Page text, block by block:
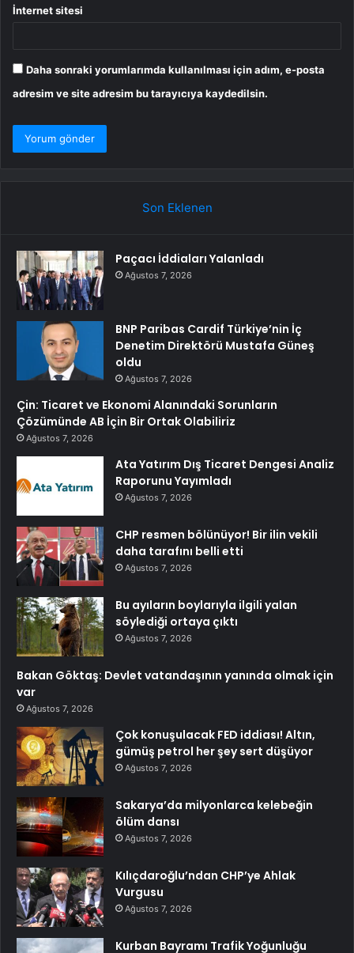
İnternet sitesi
Daha sonraki yorumlarımda kullanılması için adım, e-posta
adresim ve site adresim bu tarayıcıya kaydedilsin.
Son Eklenen
Paçacı İddiaları Yalanladı
Ağustos 7, 2026
BNP Paribas Cardif Türkiye’nin İç
Denetim Direktörü Mustafa Güneş
oldu
Ağustos 7, 2026
Çin: Ticaret ve Ekonomi Alanındaki Sorunların
Çözümünde AB İçin Bir Ortak Olabiliriz
Ağustos 7, 2026
Ata Yatırım Dış Ticaret Dengesi Analiz
Raporunu Yayımladı
Ağustos 7, 2026
CHP resmen bölünüyor! Bir ilin vekili
daha tarafını belli etti
Ağustos 7, 2026
Bu ayıların boylarıyla ilgili yalan
söylediği ortaya çıktı
Ağustos 7, 2026
Bakan Göktaş: Devlet vatandaşının yanında olmak için
var
Ağustos 7, 2026
Çok konuşulacak FED iddiası! Altın,
gümüş petrol her şey sert düşüyor
Ağustos 7, 2026
Sakarya’da milyonlarca kelebeğin
ölüm dansı
Ağustos 7, 2026
Kılıçdaroğlu’ndan CHP’ye Ahlak
Vurgusu
Ağustos 7, 2026
Kurban Bayramı Trafik Yoğunluğu